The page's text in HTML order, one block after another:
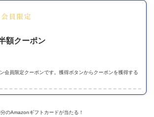
額クーポン
会員限定クーポンです。獲得ボタンからクーポンを獲得する
のAmazonギフトカードが当たる！